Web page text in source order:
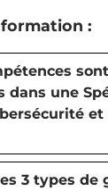
formation :
sont
dans une
et
3 types de